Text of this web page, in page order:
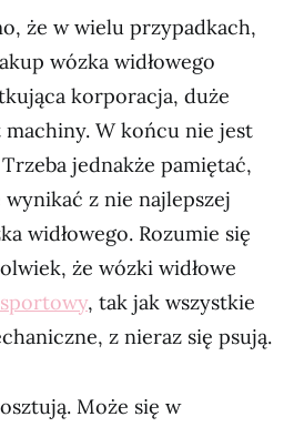
że w wielu przypadkach,
wózka widłowego
korporacja, duże
machiny. W końcu nie jest
jednakże pamiętać,
z nie najlepszej
widłowego. Rozumie się
że wózki widłowe
, tak jak wszystkie
z nieraz się psują.
Może się w